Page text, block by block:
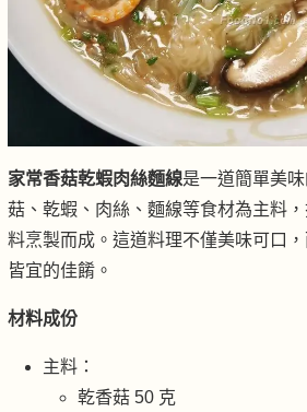
家常香菇乾蝦肉絲麵線是一道簡單美
菇、乾蝦、肉絲、麵線等食材為主料
料烹製而成。這道料理不僅美味可口
皆宜的佳餚。
材料成份
主料：
乾香菇 50 克